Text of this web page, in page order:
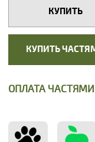
КУПИТЬ
КУПИТЬ
ОПЛАТА ЧАСТЯМИ